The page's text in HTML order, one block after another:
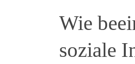
Wie
soziale